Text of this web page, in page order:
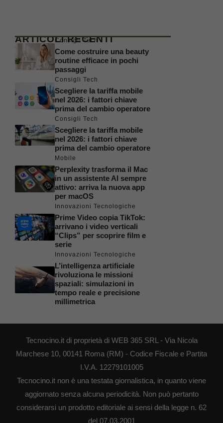
ARTICOLI RECENTI
Consigli Tech
Come costruire una beauty
routine efficace in pochi
passaggi
Consigli Tech
Scegliere la tariffa mobile
nel 2026: i fattori chiave
prima del cambio operatore
Consigli Tech
Scegliere la tariffa mobile
nel 2026: i fattori chiave
prima del cambio operatore
Mobile
Perplexity trasforma il Mac
in un assistente AI sempre
attivo: arriva la nuova app
per macOS
Innovazioni Tecnologiche
Prime Video copia TikTok:
arrivano i video verticali
“Clips” per scoprire film e
serie
Innovazioni Tecnologiche
L’intelligenza artificiale
rivoluziona le missioni
spaziali: simulazioni in
tempo reale e precisione
millimetrica
Tecnocino.it di proprietà di WEB 365 SRL - Via Nicola
Marchese 10, 00141 Roma (RM) - Codice Fiscale e Partita
I.V.A. 12279101005
Tecnocino.it non è una testata giornalistica, in quanto viene
aggiornato senza alcuna periodicità. Non può pertanto
considerarsi un prodotto editoriale ai sensi della legge n. 62
del 07.03.2001